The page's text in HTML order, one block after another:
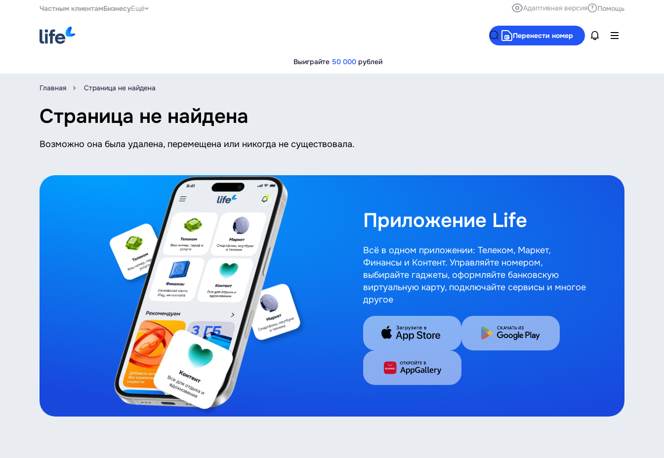
Частным клиентамБизнесуЕщё Адаптивная версия Помощь
Перенести номер
Выиграйте 50 000 рублей
Главная Страница не найдена
Страница не найдена
Возможно она была удалена, перемещена или никогда не существовала.
Приложение Life
Всё в одном приложении: Телеком, Маркет,
Финансы и Контент. Управляйте номером,
выбирайте гаджеты, оформляйте банковскую
виртуальную карту, подключайте сервисы и многое
другое